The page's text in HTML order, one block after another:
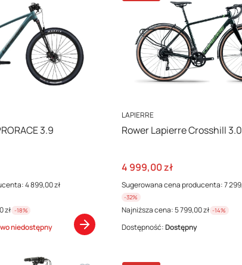
3.9
4 899,00 zł
zł -18%
niedostępny
PRODUCENT
LAPIERRE
Rower Lapierre Crosshill 3.0
Cena promocyjna
4 999,00 zł
Sugerowana cena producenta:7
-32%
Najniższa cena:5 799,00 zł -14%
Dostępność:Dostępny